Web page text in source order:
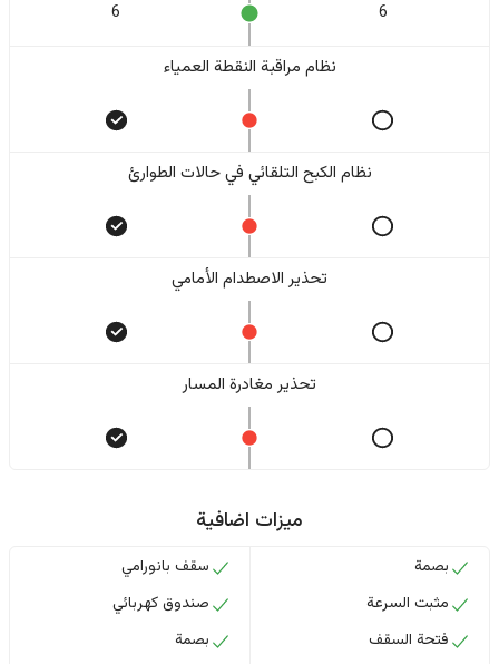
6
6
نظام مراقبة النقطة العمياء
نظام الكبح التلقائي في حالات الطوارئ
تحذير الاصطدام الأمامي
تحذير مغادرة المسار
ميزات اضافية
بصمة
مثبت السرعة
فتحة السقف
سقف بانورامي
صندوق كهربائي
بصمة